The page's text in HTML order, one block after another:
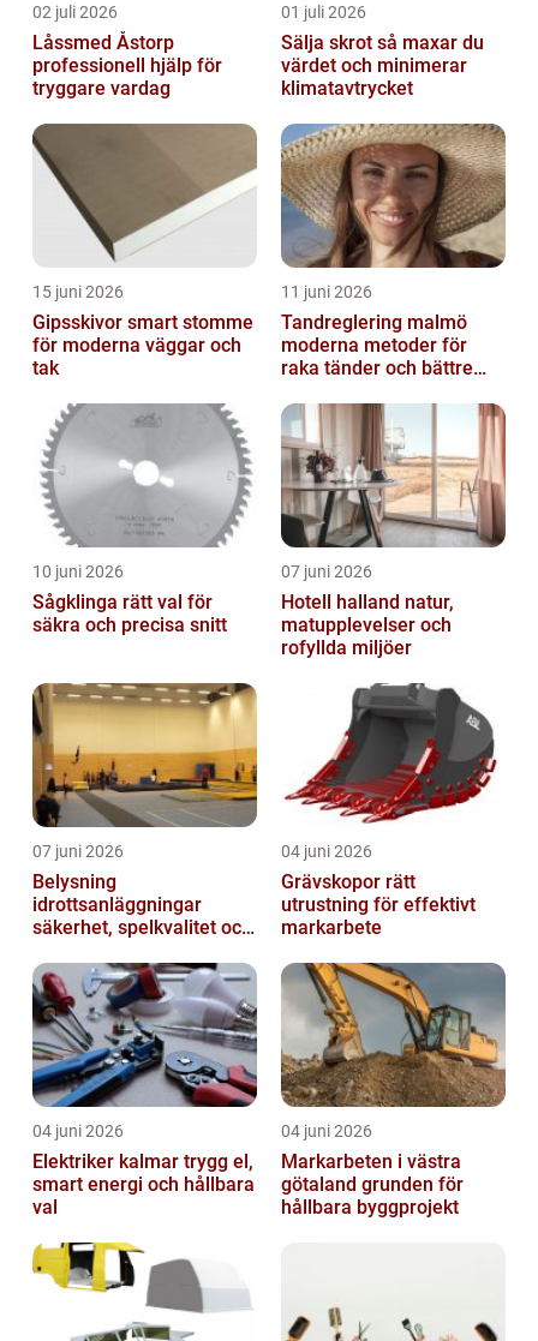
02 juli 2026
Låssmed Åstorp
professionell hjälp för
tryggare vardag
01 juli 2026
Sälja skrot så maxar du
värdet och minimerar
klimatavtrycket
15 juni 2026
Gipsskivor smart stomme
för moderna väggar och
tak
11 juni 2026
Tandreglering malmö
moderna metoder för
raka tänder och bättre
10 juni 2026
Sågklinga rätt val för
säkra och precisa snitt
07 juni 2026
Hotell halland natur,
matupplevelser och
rofyllda miljöer
07 juni 2026
Belysning
idrottsanläggningar
säkerhet, spelkvalitet och
04 juni 2026
Grävskopor rätt
utrustning för effektivt
markarbete
04 juni 2026
Elektriker kalmar trygg el,
smart energi och hållbara
val
04 juni 2026
Markarbeten i västra
götaland grunden för
hållbara byggprojekt